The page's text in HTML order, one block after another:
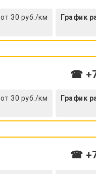
от 30 руб./км График
☎ +7
от 30 руб./км График
☎ +7